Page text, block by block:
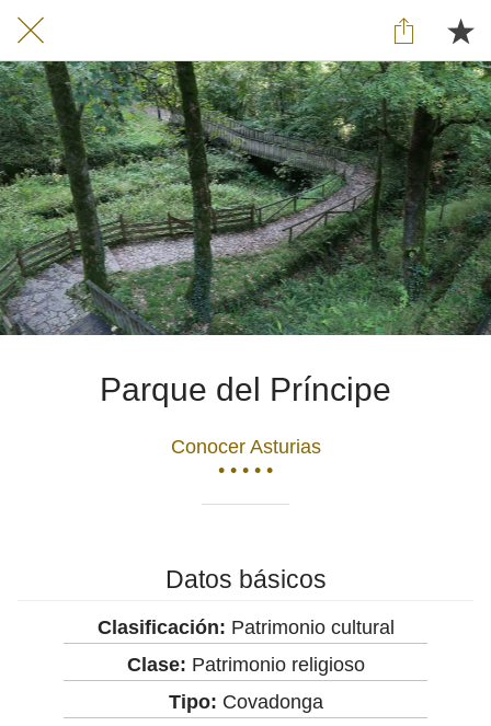
Parque del Príncipe
Conocer Asturias
• • • • •
Datos básicos
Clasificación: Patrimonio cultural
Clase: Patrimonio religioso
Tipo: Covadonga